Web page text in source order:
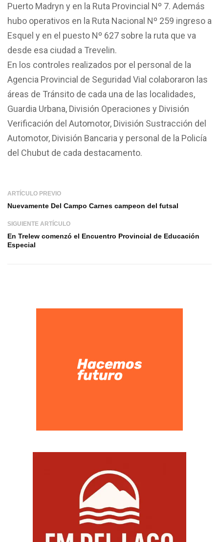
Puerto Madryn y en la Ruta Provincial Nº 7. Además
hubo operativos en la Ruta Nacional Nº 259 ingreso a
Esquel y en el puesto Nº 627 sobre la ruta que va
desde esa ciudad a Trevelin.
En los controles realizados por el personal de la
Agencia Provincial de Seguridad Vial colaboraron las
áreas de Tránsito de cada una de las localidades,
Guardia Urbana, División Operaciones y División
Verificación del Automotor, División Sustracción del
Automotor, División Bancaria y personal de la Policía
del Chubut de cada destacamento.
ARTÍCULO PREVIO
Nuevamente Del Campo Carnes campeon del futsal
SIGUIENTE ARTÍCULO
En Trelew comenzó el Encuentro Provincial de Educación
Especial